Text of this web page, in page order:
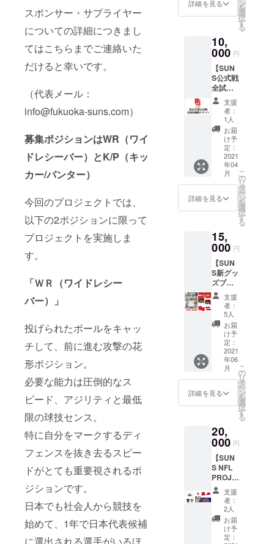
スポンサー・サプライヤー
についての詳細につきまし
てはこちらまでご連絡いた
だけると幸いです。
（代表メール：
info@fukuoka-suns.com）
募集ポジションはWR（ワイ
ドレシーバー）とK/P（キッ
カー/パンター）
今回のプロジェクトでは、
以下の2ポジションに限って
プロジェクトを実施しま
す。
「ＷＲ（ワイドレシー
バー）」
投げられたボールをキャッ
チして、前に進む攻撃の花
形ポジション。
必要な能力は圧倒的なス
ピード、アジリティと最低
限の球技センス。
特に自分をマークするディ
フェンスを抜き去るスピー
ドがとても重要視されるポ
ジションです。
日本でも社会人から競技を
始めて、1年で日本代表候補
（メッ
援者の
み限定
公開の
URLを
メール
にてお
送りい
たしま
す。）
援者の
み限定
URLを
メール
にてお
送りい
たしま
す。）
メッ
をお送
りさせ
て頂き
ます。
（メッ
セージ
ビデオ
はご支
援者の
み限定
公開の
URLを
メール
にてお
送りい
たしま
す。）
人から
直筆の
をお送
りさせ
ていた
だきま
す。 ※
他のプ
ランも
たくさ
んござ
います
ので、
そちら
もご覧
くださ
詳細を見る ン
を
選
択
す
る
10,
000 円
【SUN
S公式戦
全試合
観戦プ
ラン】
・2021
年に行
われる
みらい
ふ福岡
SUNS
の公式
戦全試
合無料
でご観
す。
※試合当
日チー
ムブー
スにて
「全試
合観戦
チケッ
ト」を
ご提示
頂き非
売品の
「チー
ムチ
ケッ
ト」を
受け
す。
※観客制
ロナウ
イルス
等によ
る）等
により
試合に
よって
は別対
応とな
支援
者：
1人
お届
け予
定：
2021
年04
月
詳細を見る
こ
の
リ
タ
ー
ン
を
選
択
す
る
15,
000 円
【SUN
S新グッ
ズプラ
ン】 ・
「みら
いふ福
岡
SUNS
」ポス
ターカ
レン
ダー
（B2サ
イズ）
・「み
SUNS
」卓上
カレン
ダー
（A5サ
イズ）
・「み
らいふ
福岡
SUNS
」シー
トクッ
支援
者：
5人
お届
け予
定：
2021
年06
月
詳細を見る
こ
の
リ
タ
ー
ン
を
選
択
す
る
20,
000 円
【SUN
S NFL
PROJE
CTフル
リター
ンプラ
ン】 ・
「SUN
S NFL
支援
者：
2人
お届
け予
定：